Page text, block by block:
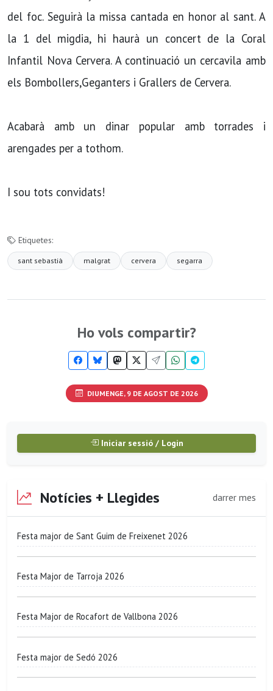
del foc. Seguirà la missa cantada en honor al sant. A
la 1 del migdia, hi haurà un concert de la Coral
Infantil Nova Cervera. A continuació un cercavila amb
els Bombollers,Geganters i Grallers de Cervera.
Acabarà amb un dinar popular amb torrades i
arengades per a tothom.
I sou tots convidats!
Etiquetes:
sant sebastià malgrat cervera segarra
Ho vols compartir?
DIUMENGE, 9 DE AGOST DE 2026
Iniciar sessió / Login
Notícies + Llegides darrer mes
Festa major de Sant Guim de Freixenet 2026
Festa Major de Tarroja 2026
Festa Major de Rocafort de Vallbona 2026
Festa major de Sedó 2026